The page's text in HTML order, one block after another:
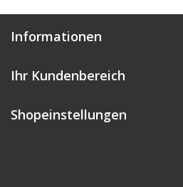
Informationen
Ihr Kundenbereich
Shopeinstellungen